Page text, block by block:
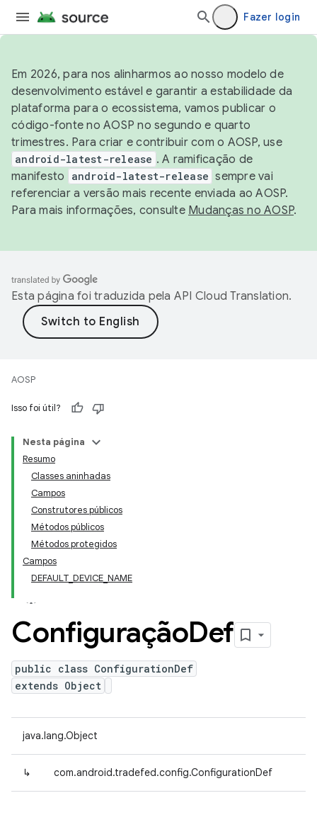
Fazer login
Em 2026, para nos alinharmos ao nosso modelo de
desenvolvimento estável e garantir a estabilidade da
plataforma para o ecossistema, vamos publicar o
código-fonte no AOSP no segundo e quarto
trimestres. Para criar e contribuir com o AOSP, use
android-latest-release . A ramificação de
manifesto
android-latest-release sempre vai
referenciar a versão mais recente enviada ao AOSP.
Para mais informações, consulte Mudanças no AOSP.
Esta página foi traduzida pela API Cloud Translation.
AOSP
Isso foi útil?
Nesta página
Resumo
Classes aninhadas
Campos
Construtores públicos
Métodos públicos
Métodos protegidos
Campos
DEFAULT_DEVICE_NAME
ConfiguraçãoDef
public class ConfigurationDef
extends Object
java.lang.Object
↳ com.android.tradefed.config.ConfigurationDef